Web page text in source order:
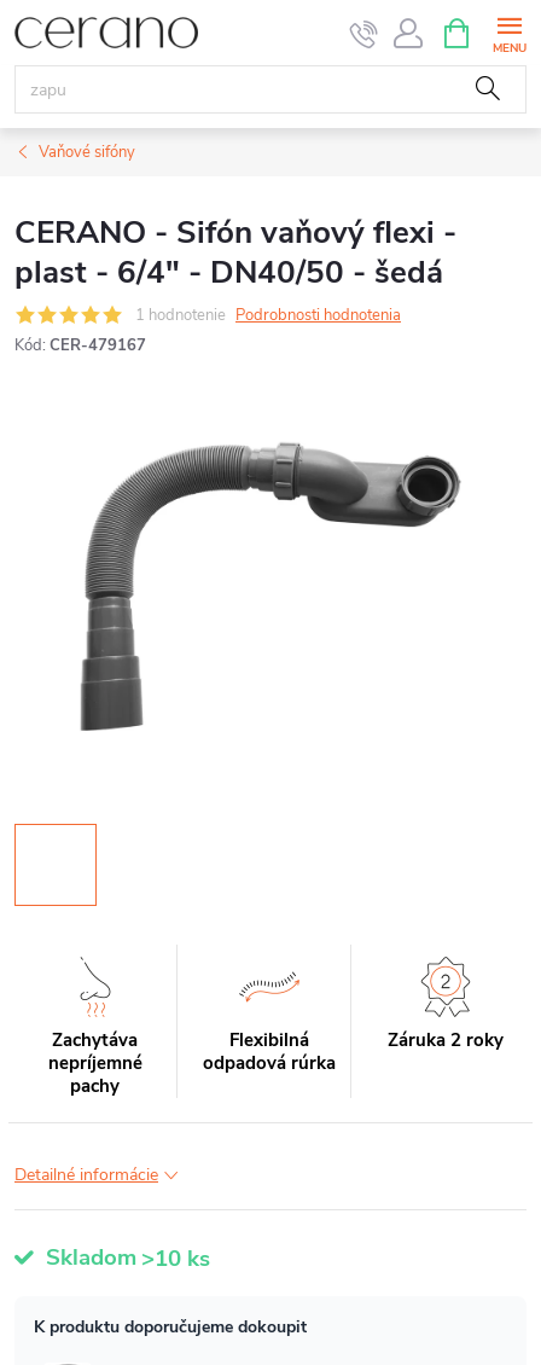
Prejsť
na
obsah
KOŠÍK
Vaňové sifóny
CERANO - Sifón vaňový flexi -
plast - 6/4" - DN40/50 - šedá
1 hodnotenie Podrobnosti hodnotenia
Kód: CER-479167
Zachytáva
nepríjemné
pachy
Flexibilná
odpadová rúrka
Záruka 2 roky
Detailné informácie
Skladom >10 ks